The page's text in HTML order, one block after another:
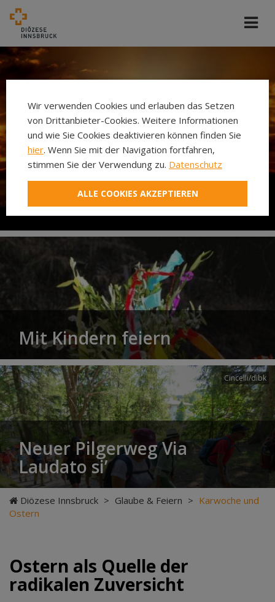
Karwoche und Ostern
Mit Kindern feiern
Cincelli/dibk
Neuer Pilgerweg Via
Laudato si’
Diözese Innsbruck > Glaube & Feiern > Karwoche und
Ostern
Ostern als Quelle der
radikalen Zuversicht
Wir verwenden Cookies und erlauben das Setzen
von Drittanbieter-Cookies. Weitere Informationen
und wie Sie Cookies deaktivieren können finden Sie
hier. Wenn Sie mit der Navigation fortfahren,
stimmen Sie der Verwendung zu. Datenschutz
ALLE COOKIES AKZEPTIEREN